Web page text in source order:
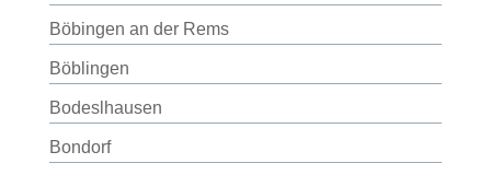
Böbingen an der Rems
Böblingen
Bodeslhausen
Bondorf